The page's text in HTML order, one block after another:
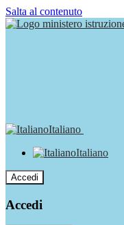
Salta al contenuto
Italiano
Italiano
Accedi
Accedi